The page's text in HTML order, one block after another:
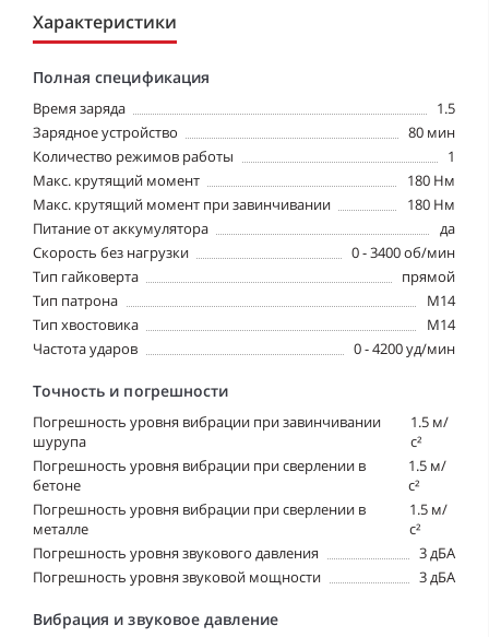
Характеристики
Полная спецификация
Время заряда
1.5
Зарядное устройство
80 мин
Количество режимов работы
1
Макс. крутящий момент
180 Нм
Макс. крутящий момент при завинчивании
180 Нм
Питание от аккумулятора
да
Скорость без нагрузки
0 - 3400 об/мин
Тип гайковерта
прямой
Тип патрона
М14
Тип хвостовика
M14
Частота ударов
0 - 4200 уд/мин
Точность и погрешности
Погрешность уровня вибрации при завинчивании
шурупа
1.5 м/
с²
Погрешность уровня вибрации при сверлении в
бетоне
1.5 м/
с²
Погрешность уровня вибрации при сверлении в
металле
1.5 м/
с²
Погрешность уровня звукового давления
3 дБА
Погрешность уровня звуковой мощности
3 дБА
Вибрация и звуковое давление